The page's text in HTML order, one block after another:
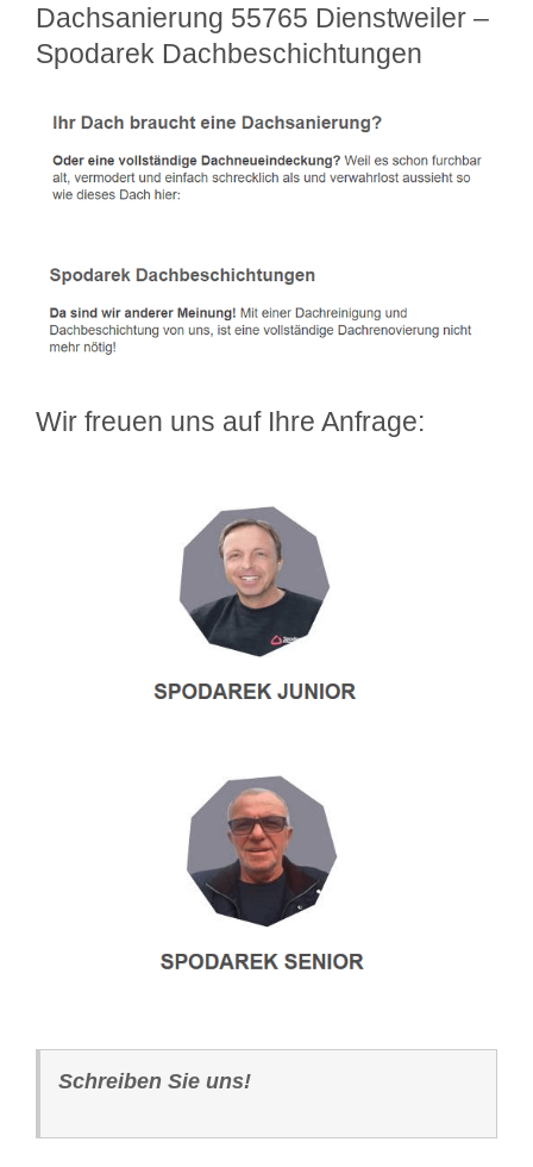
Dachsanierung 55765 Dienstweiler –
Spodarek Dachbeschichtungen
Wir freuen uns auf Ihre Anfrage:
Schreiben Sie uns!